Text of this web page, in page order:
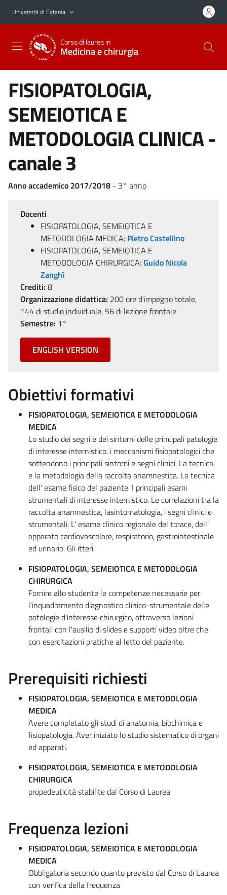
Vai al contenuto principale
Vai al menu di navigazione
Università di Catania
Corso di laurea in
Medicina e chirurgia
FISIOPATOLOGIA,
SEMEIOTICA E
METODOLOGIA CLINICA -
canale 3
Anno accademico 2017/2018 - 3° anno
Docenti
FISIOPATOLOGIA, SEMEIOTICA E
METODOLOGIA MEDICA: Pietro Castellino
FISIOPATOLOGIA, SEMEIOTICA E
METODOLOGIA CHIRURGICA:Guido Nicola
Zanghì
Crediti: 8
Organizzazione didattica: 200 ore d'impegno totale,
144 di studio individuale, 56 di lezione frontale
Semestre: 1°
ENGLISH VERSION
Obiettivi formativi
FISIOPATOLOGIA, SEMEIOTICA E METODOLOGIA
MEDICA
Lo studio dei segni e dei sintomi delle principali patologie
di interesse internistico. i meccanismi fisiopatologici che
sottendono i principali sintomi e segni clinici. La tecnica
e la metodologia della raccolta anamnestica. La tecnica
dell' esame fisico del paziente. I principali esami
strumentali di interesse internistico. Le correlazioni tra la
raccolta anamnestica, lasintomatologia, i segni clinici e
strumentali. L' esame clinico regionale del torace, dell'
apparato cardiovascolare, respiratorio, gastrointestinale
ed urinario. Gli itteri.
FISIOPATOLOGIA, SEMEIOTICA E METODOLOGIA
CHIRURGICA
Fornire allo studente le competenze necessarie per
l'inquadramento diagnostico clinico-strumentale delle
patologie d'interesse chirurgico, attraverso lezioni
frontali con l'ausilio di slides e supporti video oltre che
con esercitazioni pratiche al letto del paziente.
Prerequisiti richiesti
FISIOPATOLOGIA, SEMEIOTICA E METODOLOGIA
MEDICA
Avere completato gli studi di anatomia, biochimica e
fisiopatologia. Aver iniziato lo studio sistematico di organi
ed apparati.
FISIOPATOLOGIA, SEMEIOTICA E METODOLOGIA
CHIRURGICA
propedeuticità stabilite dal Corso di Laurea
Frequenza lezioni
FISIOPATOLOGIA, SEMEIOTICA E METODOLOGIA
MEDICA
Obbligatoria secondo quanto previsto dal Corso di Laurea
con verifica della frequenza